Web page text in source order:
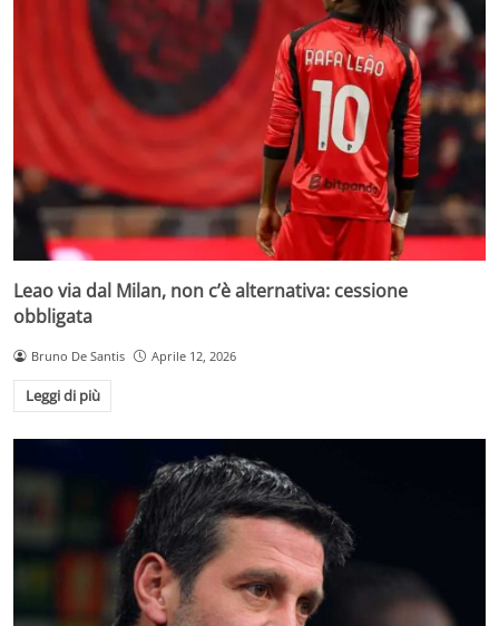
Leao via dal Milan, non c’è alternativa: cessione
obbligata
Bruno De Santis Aprile 12, 2026
Leggi di più